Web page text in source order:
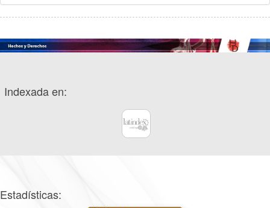
Indexada en:
Estadísticas: